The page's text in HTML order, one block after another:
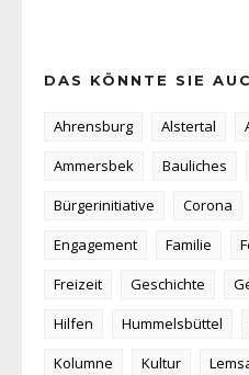
DAS KÖNNTE SIE
Ahrensburg Alstertal
Ammersbek
Bauliches
Bürgerinitiative
Corona
Engagement
Familie
Freizeit
Geschichte
Hilfen
Hummelsbüttel
Kolumne
Kultur